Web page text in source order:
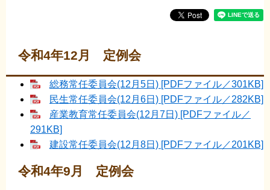
令和4年12月 定例会
総務常任委員会(12月5日) [PDFファイル／301KB]
民生常任委員会(12月6日) [PDFファイル／282KB]
産業教育常任委員会(12月7日) [PDFファイル／
291KB]
建設常任委員会(12月8日) [PDFファイル／201KB]
令和4年9月 定例会